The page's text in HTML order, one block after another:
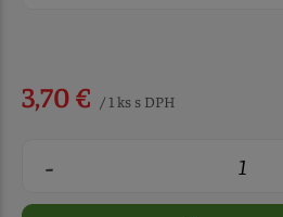
3,70 € / 1 ks s DPH
-